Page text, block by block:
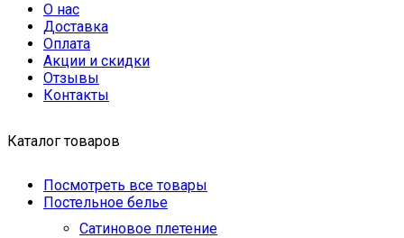
О нас
Доставка
Оплата
Акции и скидки
Отзывы
Контакты
Каталог товаров
Посмотреть все товары
Постельное белье
Сатиновое плетение